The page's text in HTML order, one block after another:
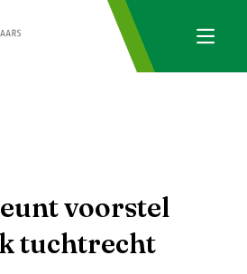
voorstel
tuchtrecht